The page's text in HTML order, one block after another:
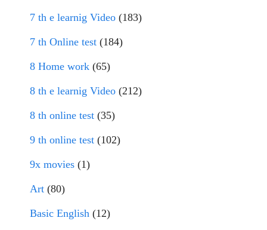
7 th e learnig Video (183)
7 th Online test (184)
8 Home work (65)
8 th e learnig Video (212)
8 th online test (35)
9 th online test (102)
9x movies (1)
Art (80)
Basic English (12)